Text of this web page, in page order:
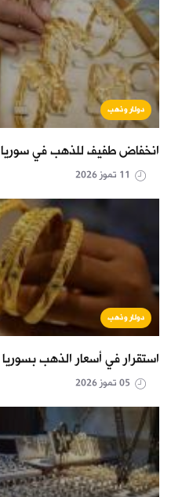
دولار وذهب
انخفاض طفيف للذهب في سوريا
دولار وذهب
استقرار في أسعار الذهب بسوريا